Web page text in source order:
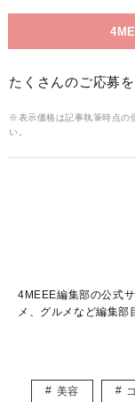
たくさんのご応募
※表示価格は記事執筆時点の
い。
4MEEE編集部の公式
メ、グルメなど編集部
美容